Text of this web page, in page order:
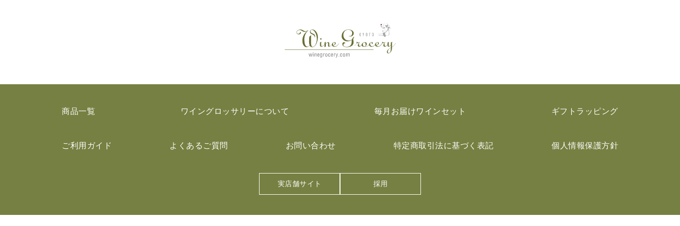
商品一覧 ワイングロッサリーについて 毎月お届けワインセット ギフトラッピング
ご利用ガイド よくあるご質問 お問い合わせ 特定商取引法に基づく表記 個人情報保護方針
実店舗サイト 採用